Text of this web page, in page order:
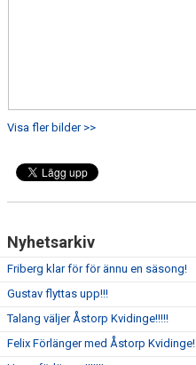
Visa fler bilder >>
Nyhetsarkiv
Friberg klar för för ännu en säsong!
Gustav flyttas upp!!!
Talang väljer Åstorp Kvidinge!!!!!
Felix Förlänger med Åstorp Kvidinge!